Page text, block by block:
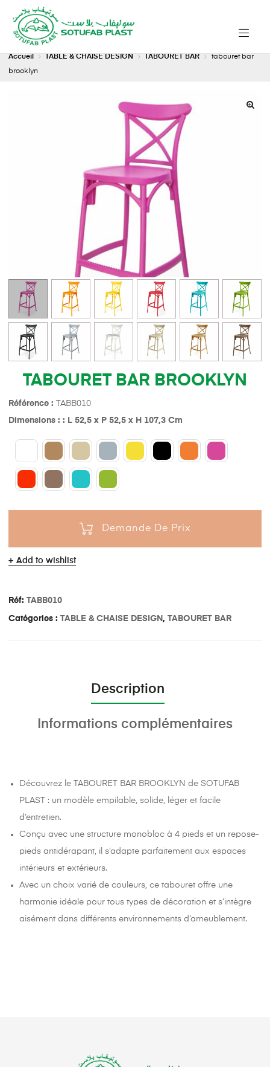
Accueil TABLE & CHAISE DESIGN TABOURET BAR
tabouret bar
brooklyn
TABOURET BAR BROOKLYN
Référence : TABB010
Dimensions : : L 52,5 x P 52,5 x H 107,3 Cm
Demande De Prix
Add to wishlist
Réf: TABB010
Catégories : TABLE & CHAISE DESIGN, TABOURET BAR
Description
Informations complémentaires
Découvrez le TABOURET BAR BROOKLYN de SOTUFAB
PLAST : un modèle empilable, solide, léger et facile
d’entretien.
Conçu avec une structure monobloc à 4 pieds et un repose-
pieds antidérapant, il s’adapte parfaitement aux espaces
intérieurs et extérieurs.
Avec un choix varié de couleurs, ce tabouret offre une
harmonie idéale pour tous types de décoration et s’intègre
aisément dans différents environnements d’ameublement.